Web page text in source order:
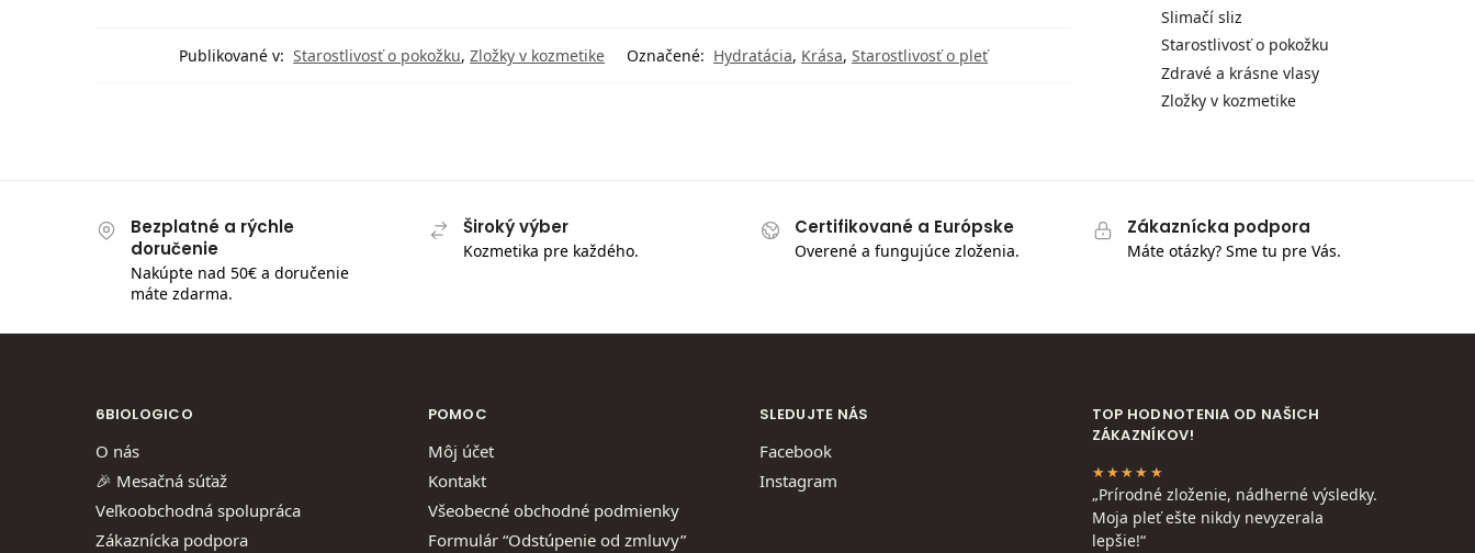
Publikované v: Starostlivosť o pokožku,Zložky v kozmetike Označené: Hydratácia, Krása,Starostlivosť o pleť
Slimačí sliz
Starostlivosť o pokožku
Zdravé a krásne vlasy
Zložky v kozmetike
Bezplatné a rýchle
doručenie
Nakúpte nad 50€ a doručenie
máte zdarma.
Široký výber
Kozmetika pre každého.
Certifikované a Európske
Overené a fungujúce zloženia.
Zákaznícka podpora
Máte otázky? Sme tu pre Vás.
6BIOLOGICO
O nás
🎉 Mesačná súťaž
Veľkoobchodná spolupráca
Zákaznícka podpora
POMOC
Môj účet
Kontakt
Všeobecné obchodné podmienky
Formulár “Odstúpenie od zmluvy”
SLEDUJTE NÁS
Facebook
Instagram
TOP HODNOTENIA OD NAŠICH
ZÁKAZNÍKOV!
★★★★★
„Prírodné zloženie, nádherné výsledky.
Moja pleť ešte nikdy nevyzerala
lepšie!“